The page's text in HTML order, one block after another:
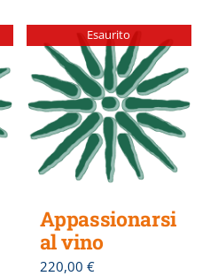
Esaurito
Appassionarsi
al vino
220,00 €